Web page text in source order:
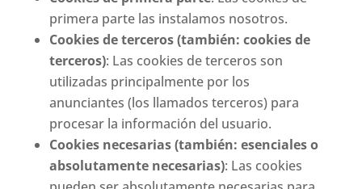
primera parte las instalamos nosotros.
Cookies de terceros (también: cookies de
terceros): Las cookies de terceros son
utilizadas principalmente por los
anunciantes (los llamados terceros) para
procesar la información del usuario.
Cookies necesarias (también: esenciales o
absolutamente necesarias): Las cookies